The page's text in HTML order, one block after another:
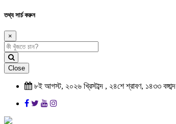
তথ্য সার্চ করুন
×
Close
৮ই আগস্ট, ২০২৬ খ্রিস্টাব্দ , ২৪শে শ্রাবণ, ১৪৩৩ বঙ্গাব্দ